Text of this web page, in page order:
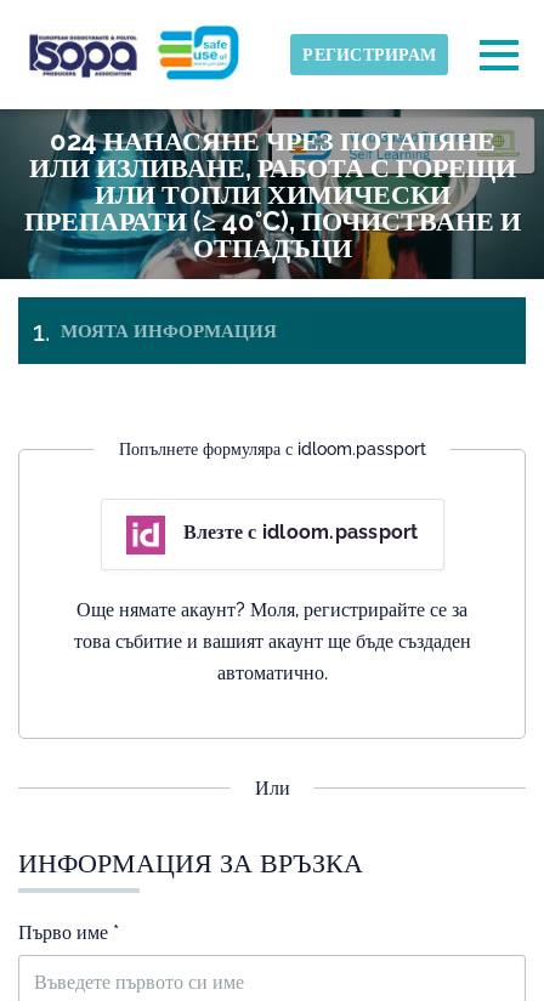
РЕГИСТРИРАМ
ISOPA-AISBL
024 НАНАСЯНЕ ЧРЕЗ ПОТАПЯНЕ
ИЛИ ИЗЛИВАНЕ, РАБОТА С ГОРЕЩИ
ИЛИ ТОПЛИ ХИМИЧЕСКИ
ПРЕПАРАТИ (≥ 40°C), ПОЧИСТВАНЕ И
ОТПАДЪЦИ
МОЯТА ИНФОРМАЦИЯ
Попълнете формуляра с idloom.passport
Влезте с idloom.passport
Още нямате акаунт? Моля, регистрирайте се за
това събитие и вашият акаунт ще бъде създаден
автоматично.
Или
ИНФОРМАЦИЯ ЗА ВРЪЗКА
Първо име *
Открита часова зона
ДОБРЕ